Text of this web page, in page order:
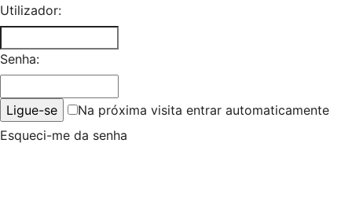
Utilizador:
Senha:
Na próxima visita entrar automaticamente
Esqueci-me da senha